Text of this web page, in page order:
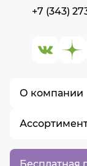
Бесплатная
О компании
О нас
Контакты
+7 (343)